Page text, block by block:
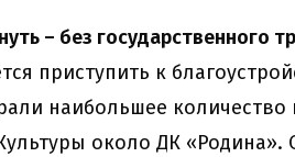
– без государственного
приступить к
наибольшее количество
около ДК